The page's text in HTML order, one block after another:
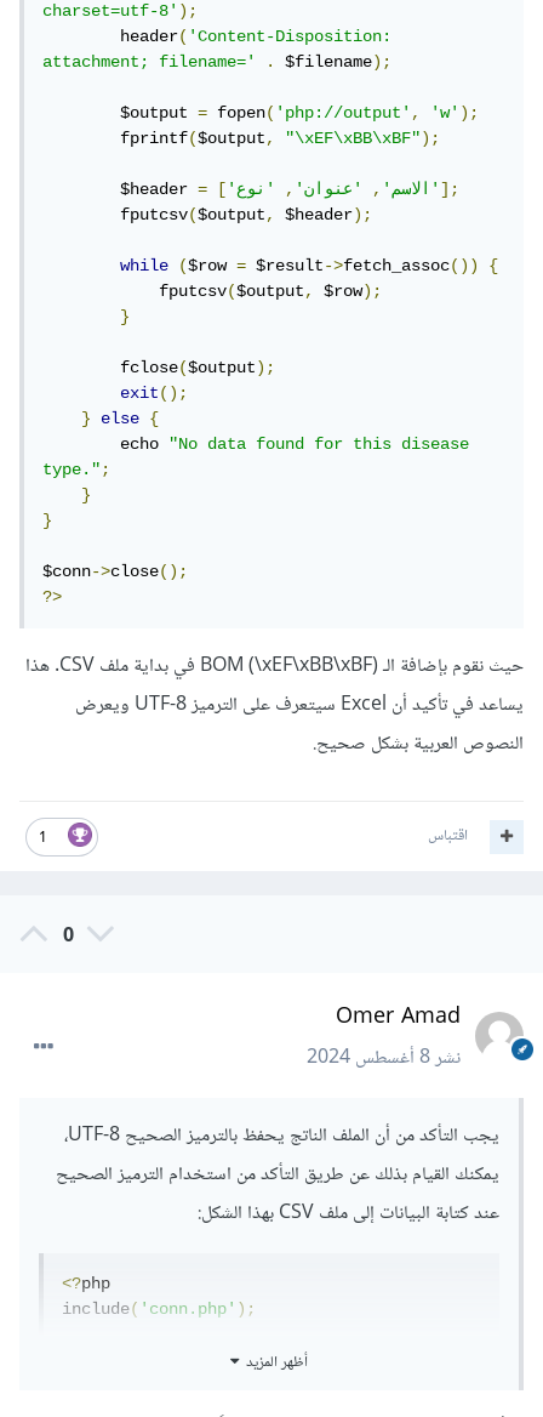
charset=utf-8');
        header
('Content-Disposition:
attachment; filename='
. $filename);
        $output
= fopen('php://output', 'w');
        fprintf
($output, "\xEF\xBB\xBF");
        $header
= [ 'الاسم', 'عنوان', 'نوع'];
        fputcsv
($output, $header);
while ($row = $result->fetch_assoc())
{
            fputcsv
($output, $row);
}
        fclose
($output);
exit();
}
else
{
        echo
"No data found for this disease
type.";
}
}
$conn->close();
?>
حيث نقوم بإضافة الـ BOM (\xEF\xBB\xBF) في بداية ملف CSV. هذا
يساعد في تأكيد أن Excel سيتعرف على الترميز UTF-8 ويعرض
النصوص العربية بشكل صحيح.
1 اقتباس
0
Omer Amad
نشر8 أغسطس 2024
يجب التأكد من أن الملف الناتج يحفظ بالترميز الصحيح UTF-8،
يمكنك القيام بذلك عن طريق التأكد من استخدام الترميز الصحيح
عند كتابة البيانات إلى ملف CSV بهذا الشكل:
<?php
include('conn.php');
['disease_type'
أظهر المزيد